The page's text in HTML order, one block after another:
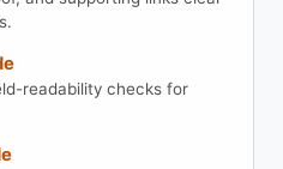
readability checks for